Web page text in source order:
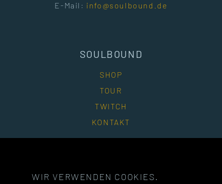
E-Mail: info@soulbound.de
SOULBOUND
SHOP
TOUR
TWITCH
KONTAKT
Besuche unsere Facebook-Seite
Besuche unseren Instagram-
Besuche unseren
WIR VERWENDEN COOKIES.